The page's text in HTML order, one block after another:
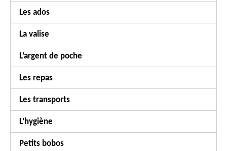
Les ados
La valise
L’argent de poche
Les repas
Les transports
L’hygiène
Petits bobos